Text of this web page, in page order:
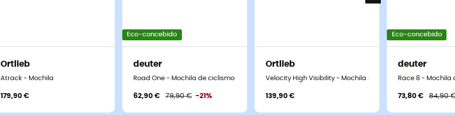
Ortlieb
Atrack - Mochila
179,90 €
Eco-concebido
deuter
Road One - Mochila de ciclismo
62,90 € 79,90 € -21%
Ortlieb
Velocity High Visibility - Mochila de ciclismo
139,90 €
Eco-concebido
deuter
Race 8 - Mochila
73,80 € 84,90